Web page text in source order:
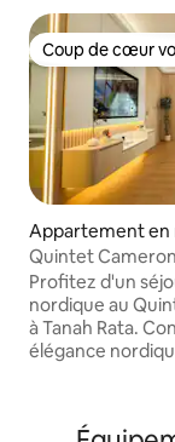
Coup de cœur
Coup de cœur
Appartement en
Tanah Rata
Quintet
luxe Nordic Light
Profitez d'un
nordique au
à Tanah Rata.
élégance
haut de gamme